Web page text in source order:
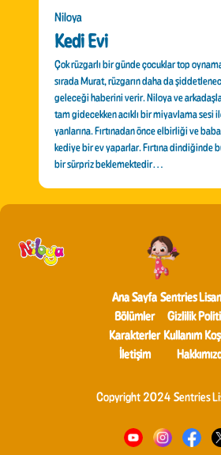
Niloya
Kedi Evi
Çok rüzgarlı bir günde çocuklar top
sırada Murat, rüzgarın daha da
geleceği haberini verir. Niloya ve
tam gidecekken acıklı bir miyavlama sesi
yanlarına. Fırtınadan önce elbirliği ve
kediye bir ev yaparlar. Fırtına dindiğinde
bir sürpriz beklemektedir…
Ana Sayfa
Bölümler
Karakterler
İletişim
Sentries
Gizlilik
Kullanım
Copyright 2024 Sentries